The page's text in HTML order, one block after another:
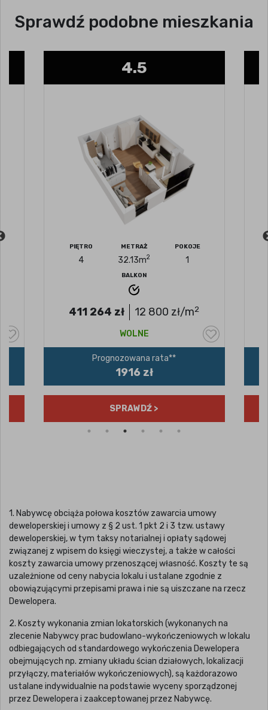
Sprawdź podobne mieszkania
4.5
PIĘTRO METRAŻ
32.13m2
POKOJE
BALKON
411 264zł 12 800zł/m2
WOLNE
Prognozowana rata**
1916 zł
SPRAWDŹ >
1. Nabywcę obciąża połowa kosztów zawarcia umowy
deweloperskiej i umowy z § 2 ust. 1 pkt 2 i 3 tzw. ustawy
deweloperskiej, w tym taksy notarialnej i opłaty sądowej
związanej z wpisem do księgi wieczystej, a także w całości
koszty zawarcia umowy przenoszącej własność. Koszty te są
uzależnione od ceny nabycia lokalu i ustalane zgodnie z
obowiązującymi przepisami prawa i nie są uiszczane na rzecz
Dewelopera.
2. Koszty wykonania zmian lokatorskich (wykonanych na
zlecenie Nabywcy prac budowlano-wykończeniowych w lokalu
odbiegających od standardowego wykończenia Dewelopera
obejmujących np. zmiany układu ścian działowych, lokalizacji
przyłączy, materiałów wykończeniowych), są każdorazowo
ustalane indywidualnie na podstawie wyceny sporządzonej
przez Dewelopera i zaakceptowanej przez Nabywcę.